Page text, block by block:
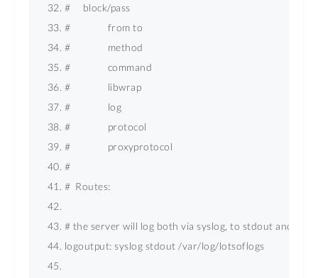
#     block/pass
#               from to
#               method
#               command
#               libwrap
#               log
#               protocol
#               proxyprotocol
#
#  Routes:
# the server will log both via syslog, to stdout and
logoutput: syslog stdout /var/log/lotsoflogs